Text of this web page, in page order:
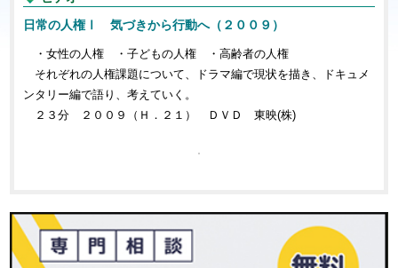
日常の人権Ⅰ 気づきから行動へ（２００９）
・女性の人権 ・子どもの人権 ・高齢者の人権
それぞれの人権課題について、ドラマ編で現状を描き、ドキュメ
ンタリー編で語り、考えていく。
２３分 ２００９（Ｈ．２１） ＤＶＤ 東映(株)